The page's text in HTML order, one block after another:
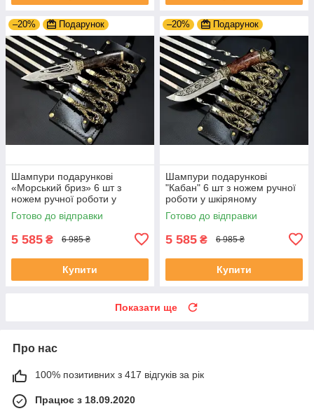
–20% Подарунок
Шампури подарункові
«Морський бриз» 6 шт з
ножем ручної роботи у
шкіряному сагайдаку
Готово до відправки
5 585 ₴ 6 985 ₴
Купити
–20% Подарунок
Шампури подарункові
"Кабан" 6 шт з ножем ручної
роботи у шкіряному
сагайдаку
Готово до відправки
5 585 ₴ 6 985 ₴
Купити
Показати ще
Про нас
100% позитивних з 417 відгуків за рік
Працює з 18.09.2020